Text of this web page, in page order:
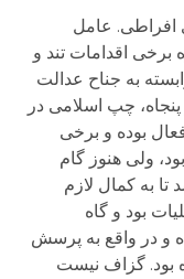
عامل
برخی اقدامات تند و
به جناح عدالت
چپ اسلامی در
بوده و برخی
ولی هنوز گام
به کمال لازم
بود و گاه
و در واقع به پرسش
بود. گزاف نیست